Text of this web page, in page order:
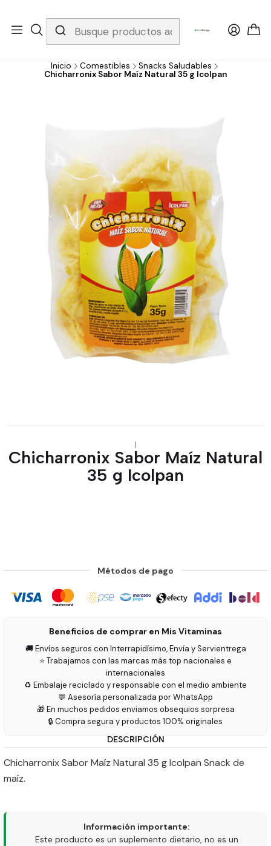
Whatsapp 3229079958/ Fijo 6019251796 / Envios a todo el país y
gratis apartir de 199.000!
Inicio Comestibles
Snacks Saludables
Chicharronix Sabor Maíz Natural 35 g Icolpan
|
Chicharronix Sabor Maíz Natural
35 g Icolpan
Métodos de pago
Beneficios de comprar en Mis Vitaminas
🚚 Envíos seguros con Interrapidísimo, Envía y Servientrega
⭐ Trabajamos con las marcas más top nacionales e
internacionales
♻️ Embalaje reciclado y responsable con el medio ambiente
💬 Asesoría personalizada por WhatsApp
🎁 En muchos pedidos enviamos obsequios sorpresa
🔒 Compra segura y productos 100% originales
DESCRIPCIÓN
Chicharronix Sabor Maíz Natural 35 g Icolpan Snack de
maíz.
Información importante:
Este producto es un suplemento dietario, no es un